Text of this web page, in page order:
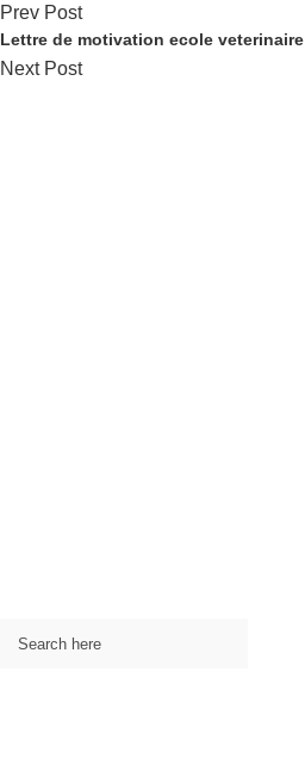
Prev Post
Lettre de motivation ecole veterinaire
Next Post